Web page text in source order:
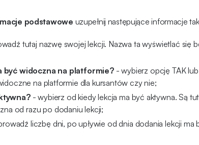
podstawowe uzupełnij następujące informacje
tutaj nazwę swojej lekcji. Nazwa ta wyświetlać się
być widoczna na platformie?- wybierz opcję TAK
na platformie dla kursantów czy nie;
- wybierz od kiedy lekcja ma być aktywna. Są
od razu po dodaniu lekcji;
liczbę dni, po upływie od dnia dodania lekcji